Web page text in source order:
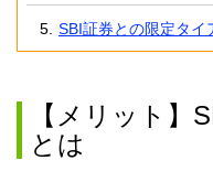
SBI証券との限定タイ
【メリット】
とは